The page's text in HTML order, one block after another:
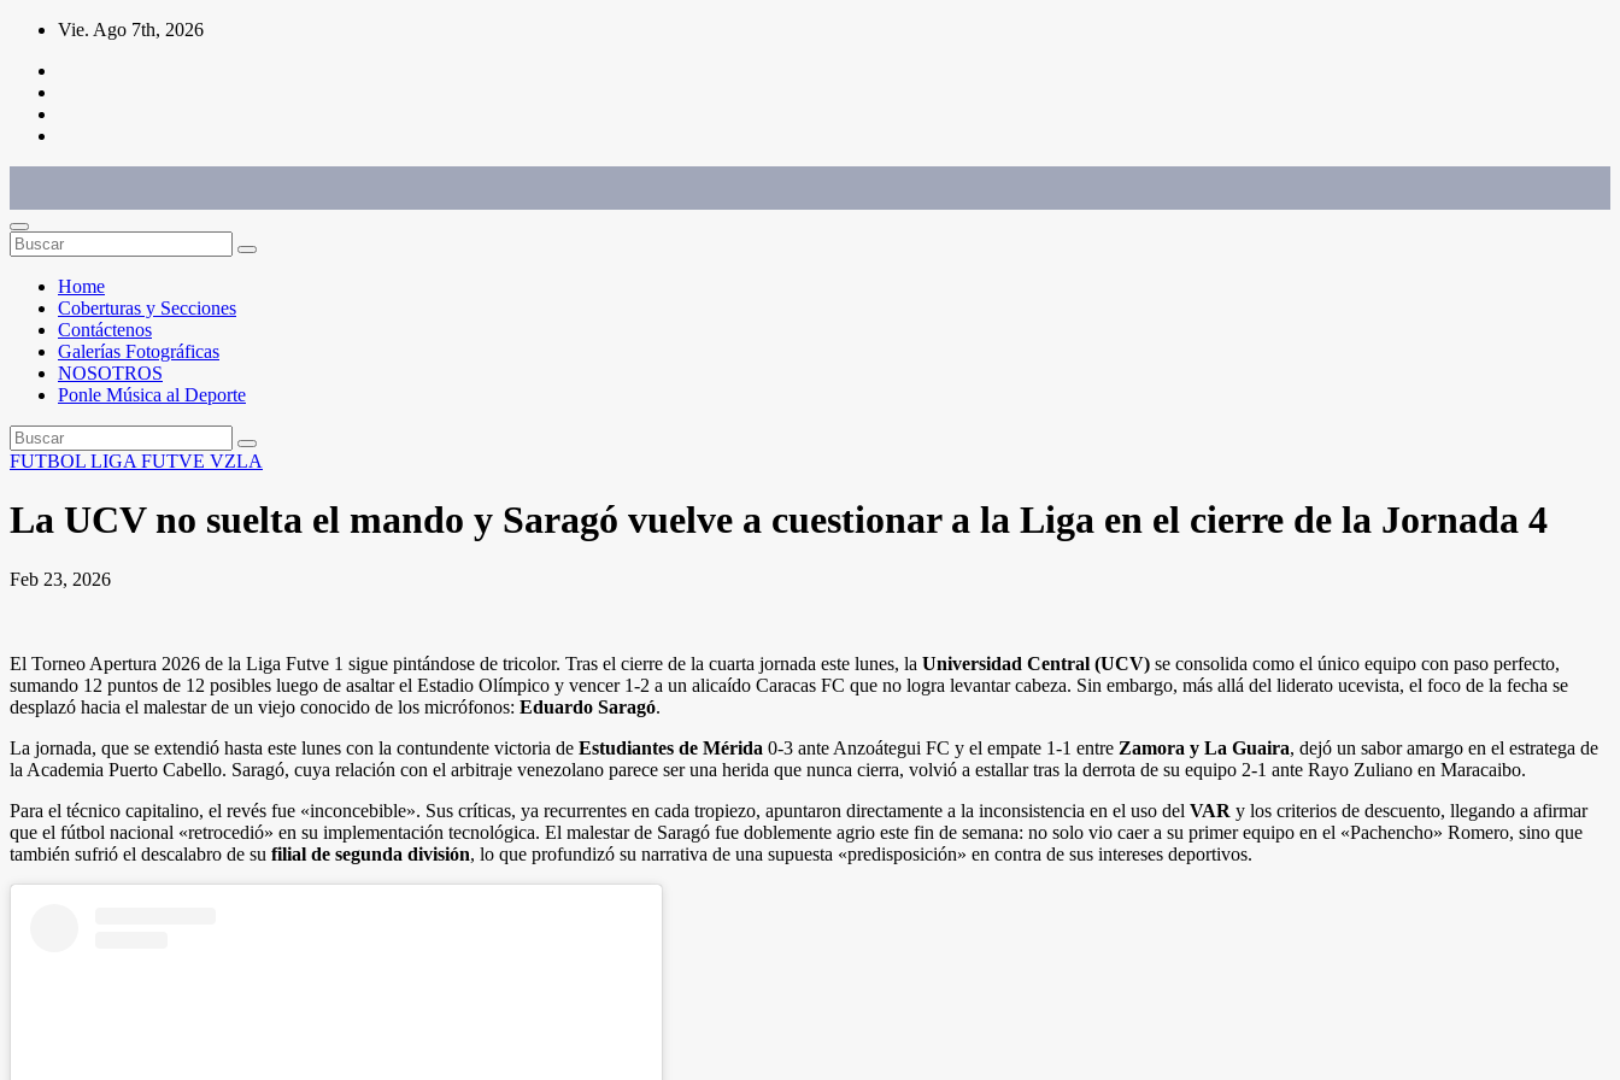
Saltar
contenido
Vie. Ago 7th, 2026
Home
Coberturas y Secciones
Contáctenos
Galerías Fotográficas
NOSOTROS
Ponle Música al Deporte
FUTBOL LIGA FUTVE VZLA
La UCV no suelta el mando y Saragó vuelve a cuestionar a la Liga en el cierre de la Jornada 4
Feb 23, 2026
El Torneo Apertura 2026 de la Liga Futve 1 sigue pintándose de tricolor. Tras el cierre de la cuarta jornada este lunes, la Universidad Central (UCV) se consolida como el único equipo con paso perfecto,
sumando 12 puntos de 12 posibles luego de asaltar el Estadio Olímpico y vencer 1-2 a un alicaído Caracas FC que no logra levantar cabeza. Sin embargo, más allá del liderato ucevista, el foco de la fecha se
desplazó hacia el malestar de un viejo conocido de los micrófonos: Eduardo Saragó.
La jornada, que se extendió hasta este lunes con la contundente victoria de Estudiantes de Mérida 0-3 ante Anzoátegui FC y el empate 1-1 entre Zamora y La Guaira, dejó un sabor amargo en el estratega de
la Academia Puerto Cabello. Saragó, cuya relación con el arbitraje venezolano parece ser una herida que nunca cierra, volvió a estallar tras la derrota de su equipo 2-1 ante Rayo Zuliano en Maracaibo.
Para el técnico capitalino, el revés fue «inconcebible». Sus críticas, ya recurrentes en cada tropiezo, apuntaron directamente a la inconsistencia en el uso del VAR y los criterios de descuento, llegando a afirmar
que el fútbol nacional «retrocedió» en su implementación tecnológica. El malestar de Saragó fue doblemente agrio este fin de semana: no solo vio caer a su primer equipo en el «Pachencho» Romero, sino que
también sufrió el descalabro de su filial de segunda división, lo que profundizó su narrativa de una supuesta «predisposición» en contra de sus intereses deportivos.